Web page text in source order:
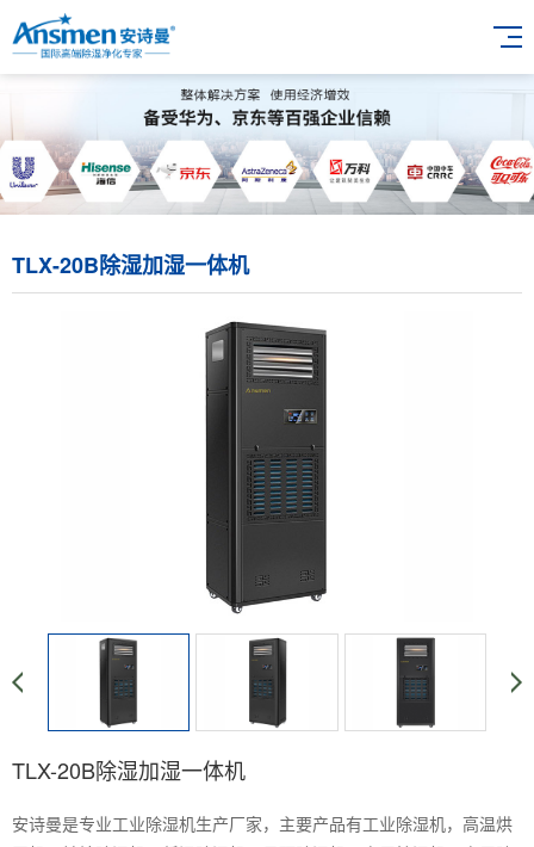
TLX-20B除湿加湿一体机
TLX-20B除湿加湿一体机
安诗曼是专业工业除湿机生产厂家，主要产品有工业除湿机，高温烘